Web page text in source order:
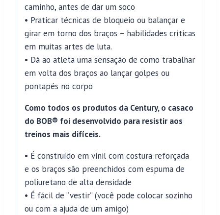
caminho, antes de dar um soco
• Praticar técnicas de bloqueio ou balançar e
girar em torno dos braços – habilidades críticas
em muitas artes de luta.
• Dá ao atleta uma sensação de como trabalhar
em volta dos braços ao lançar golpes ou
pontapés no corpo
Como todos os produtos da Century, o casaco
do BOB® foi desenvolvido para resistir aos
treinos mais difíceis.
• É construído em vinil com costura reforçada
e os braços são preenchidos com espuma de
poliuretano de alta densidade
• É fácil de “vestir” (você pode colocar sozinho
ou com a ajuda de um amigo)